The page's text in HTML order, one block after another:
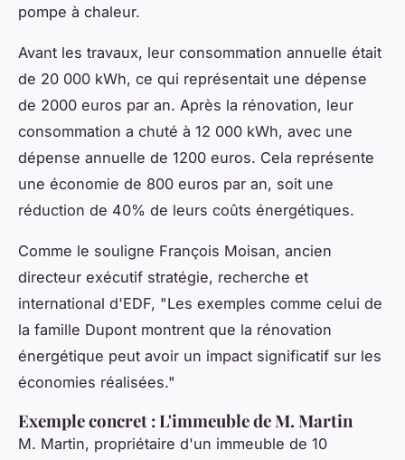
pompe à chaleur.
Avant les travaux, leur consommation annuelle était
de 20 000 kWh, ce qui représentait une dépense
de 2000 euros par an. Après la rénovation, leur
consommation a chuté à 12 000 kWh, avec une
dépense annuelle de 1200 euros. Cela représente
une économie de 800 euros par an, soit une
réduction de 40% de leurs coûts énergétiques.
Comme le souligne François Moisan, ancien
directeur exécutif stratégie, recherche et
international d'EDF, "Les exemples comme celui de
la famille Dupont montrent que la rénovation
énergétique peut avoir un impact significatif sur les
économies réalisées."
Exemple concret : L'immeuble de M. Martin
M. Martin, propriétaire d'un immeuble de 10